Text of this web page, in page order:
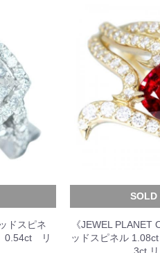
ドスピネ
0.54ct リ
SOLD
《JEWEL PLANET
ッドスピネル